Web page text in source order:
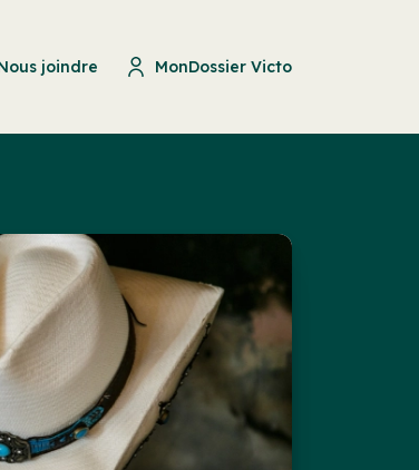
joindre MonDossier Victo